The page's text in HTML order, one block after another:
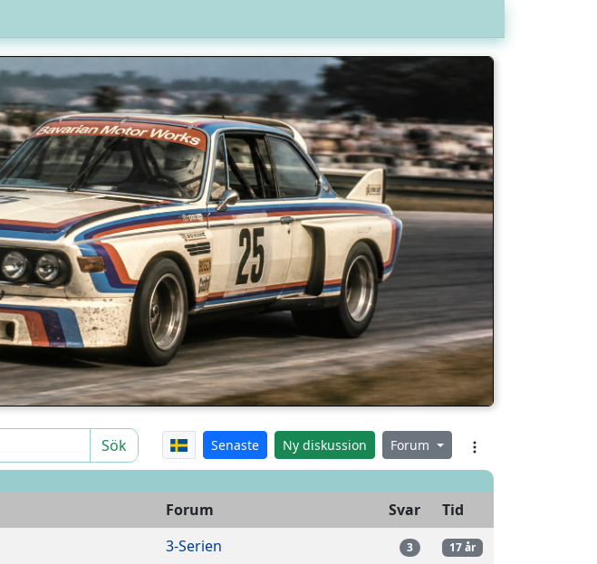
Sök Senaste Ny diskussion Forum
Forum Svar
Tid
3-Serien 3 17 år